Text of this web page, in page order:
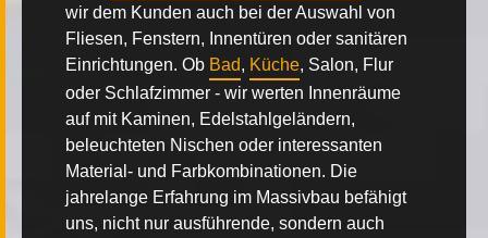
wir dem Kunden auch bei der Auswahl von
Fliesen, Fenstern, Innentüren oder sanitären
Einrichtungen. Ob Bad, Küche, Salon, Flur
oder Schlafzimmer - wir werten Innenräume
auf mit Kaminen, Edelstahlgeländern,
beleuchteten Nischen oder interessanten
Material- und Farbkombinationen. Die
jahrelange Erfahrung im Massivbau befähigt
uns, nicht nur ausführende, sondern auch